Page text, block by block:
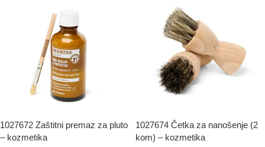
1027672 Zaštitni premaz za pluto
– kozmetika
1027674 Četka za nanošenje (2
kom) – kozmetika